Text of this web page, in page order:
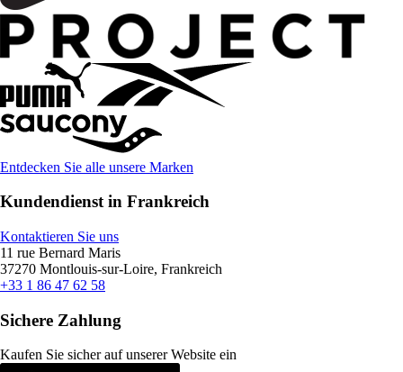
Entdecken Sie alle unsere Marken
Kundendienst in Frankreich
Kontaktieren Sie uns
11 rue Bernard Maris
37270 Montlouis-sur-Loire, Frankreich
+33 1 86 47 62 58
Sichere Zahlung
Kaufen Sie sicher auf unserer Website ein